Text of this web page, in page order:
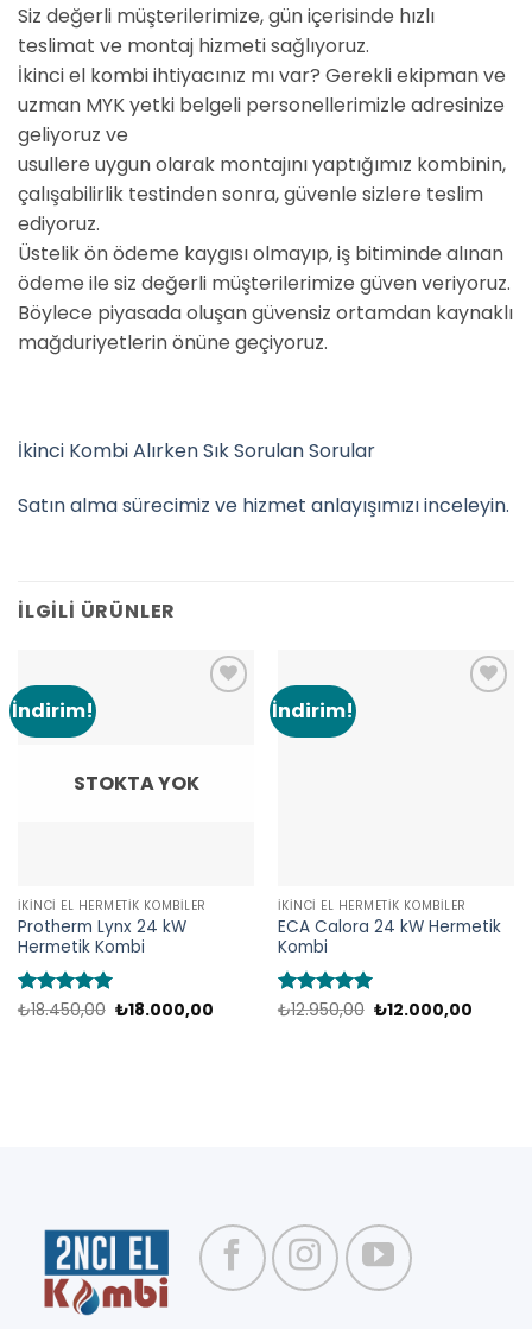
Siz değerli müşterilerimize, gün içerisinde hızlı
teslimat ve montaj hizmeti sağlıyoruz.
İkinci el kombi ihtiyacınız mı var? Gerekli ekipman ve
uzman MYK yetki belgeli personellerimizle adresinize
geliyoruz ve
usullere uygun olarak montajını yaptığımız kombinin,
çalışabilirlik testinden sonra, güvenle sizlere teslim
ediyoruz.
Üstelik ön ödeme kaygısı olmayıp, iş bitiminde alınan
ödeme ile siz değerli müşterilerimize güven veriyoruz.
Böylece piyasada oluşan güvensiz ortamdan kaynaklı
mağduriyetlerin önüne geçiyoruz.
İkinci Kombi Alırken Sık Sorulan Sorular
Satın alma sürecimiz ve hizmet anlayışımızı inceleyin.
İLGILI ÜRÜNLER
İndirim!
STOKTA YOK
İKINCI EL HERMETIK KOMBILER
Protherm Lynx 24 kW
Hermetik Kombi
5 üzerinden
₺18.450,00 Orijinal
₺18.000,00Şu
İndirim!
İKINCI EL HERMETIK KOMBILER
ECA Calora 24 kW Hermetik
Kombi
5 üzerinden
₺12.950,00 Orijinal
₺12.000,00Şu